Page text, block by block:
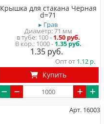
Крышка для стакана Черная
d=71
▸ Грав
Диаметр: 71 мм
в тубе 100- 1.50 руб.
1000 - 1.35 руб.
1.35
Опт от 1.12
Купить
Арт. 16003